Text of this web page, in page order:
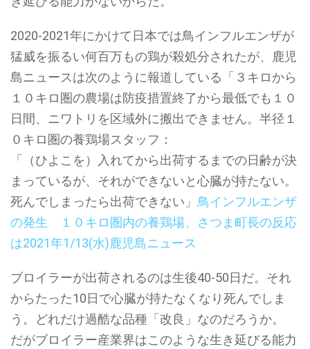
2020-2021年にかけて日本では鳥インフルエンザが
猛威を振るい何百万もの鶏が殺処分されたが、鹿児
島ニュースは次のように報道している「３キロから
１０キロ圏の農場は防疫措置終了から最低でも１０
日間、ニワトリを区域外に搬出できません。半径１
０キロ圏の養鶏場スタッフ：
「（ひよこを）入れてから出荷するまでの日齢が決
まっているが、それができないと心臓が持たない。
死んでしまったら出荷できない」 鳥インフルエンザ
の発生 １０キロ圏内の養鶏場、さつま町長の反応
は2021年1/13(水)鹿児島ニュース
ブロイラーが出荷されるのは生後40-50日だ。それ
からたった10日で心臓が持たなくなり死んでしま
う。どれだけ過酷な品種「改良」なのだろうか。
だがブロイラー産業界はこのような生き延びる能力